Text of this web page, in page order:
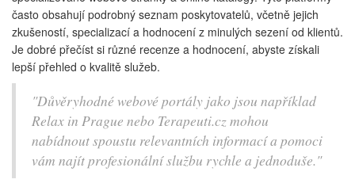
často obsahují podrobný seznam poskytovatelů, včetně jejich
zkušeností, specializací a hodnocení z minulých sezení od klientů.
Je dobré přečíst si různé recenze a hodnocení, abyste získali
lepší přehled o kvalitě služeb.
"Důvěryhodné webové portály jako jsou například
Relax in Prague nebo Terapeuti.cz mohou
nabídnout spoustu relevantních informací a pomoci
vám najít profesionální službu rychle a jednoduše."